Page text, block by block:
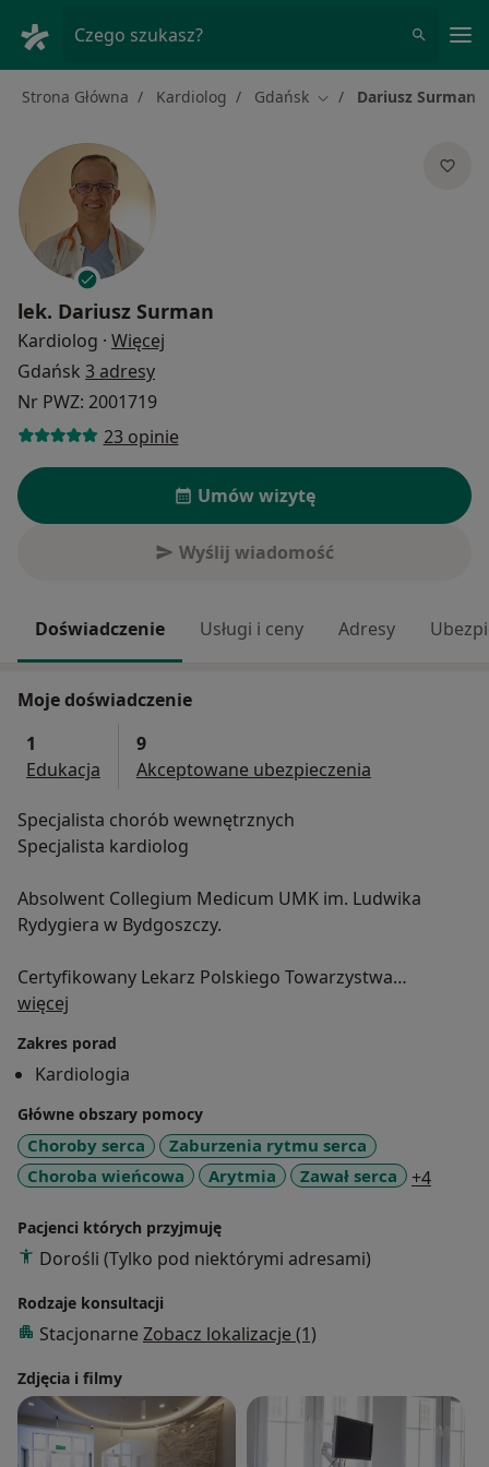
Czego szukasz?
Strona Główna Kardiolog Gdańsk Zmień miasto
Dariusz Surman
lek. Dariusz Surman
Kardiolog · Więcej
Gdańsk 3 adresy
Nr PWZ: 2001719
23 opinie
Umów wizytę
Wyślij wiadomość
Doświadczenie Usługi i ceny Adresy
Moje doświadczenie
1
Edukacja
9
Akceptowane ubezpieczenia
Specjalista chorób wewnętrznych
Specjalista kardiolog
Absolwent Collegium Medicum UMK im. Ludwika
Rydygiera w Bydgoszczy.
Certyfikowany Lekarz Polskiego Towarzystwa
Medycyny Sportowej
orzeczeń o zdolności do uprawiania danego sportu
przez dzieci i młodzież do ukończenia 21. roku życia
oraz przez zawodników pomiędzy 21. a 23. rokiem
życia)
Absolwent studiów podyplomowych:
polarna, hiperbaryczna, konfliktów zbrojnych i pola
walki] i medycyna podróży"
(Collegium Medicum Uniwersytetu Jagiellońskiego w
Krakowie)
Członek Polskiego Towarzystwa Kardiologicznego,
Europejskiego Towarzystwa Kardiologicznego
oraz Asocjacji Interwencji Sercowo­-Naczyniowych.
więcej
Zakres porad
Kardiologia
Główne obszary pomocy
Choroby serca
Zaburzenia rytmu serca
Choroba wieńcowa
Arytmia Zawał serca +4
Pacjenci których przyjmuję
Dorośli (Tylko pod niektórymi adresami)
Rodzaje konsultacji
Stacjonarne Zobacz lokalizacje (1)
Zdjęcia i filmy